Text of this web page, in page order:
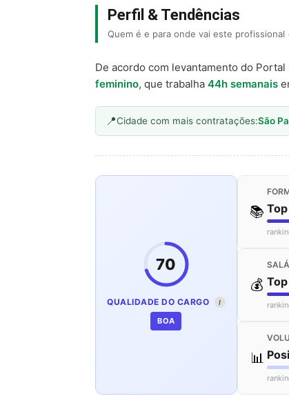
Perfil & Tendências
Quem é e para onde vai este
De acordo com levantamento do Portal
feminino, que trabalha 44h semanais
Cidade com mais contratações:São
70
QUALIDADE DO CARGO I
BOA
📚
💰
📊